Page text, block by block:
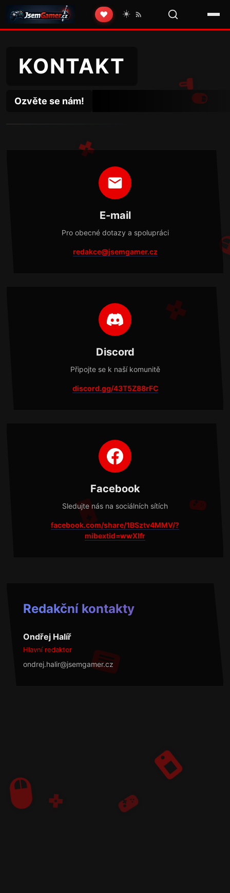
❤️ ☀️
KONTAKT
Ozvěte se nám!
E-mail
Pro obecné dotazy a spolupráci
redakce@jsemgamer.cz
Discord
Připojte se k naší komunitě
discord.gg/43T5Z88rFC
Facebook
Sledujte nás na sociálních sítích
facebook.com/share/1BSztv4MMV/?
mibextid=wwXIfr
Redakční kontakty
Ondřej Halíř
Hlavní redaktor
ondrej.halir@jsemgamer.cz